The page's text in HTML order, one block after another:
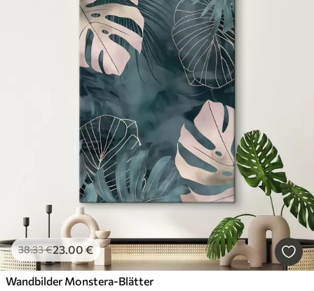
38.33€23.00 €
Wandbilder Monstera-Blätter